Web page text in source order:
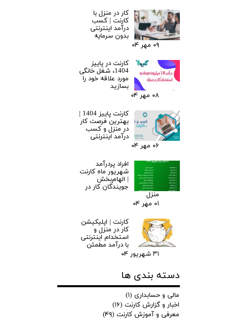
کار در منزل با
کارنت | کسب
درآمد اینترنتی
بدون سرمایه
۰۹ مهر ۰۴
کارنت در پاییز
1404، شغل خانگی
مورد علاقه خود را
بسازید
۰۸ مهر ۰۴
کارنت پاییز 1404 |
بهترین فرصت کار
در منزل و کسب
درآمد اینترنتی
۰۶ مهر ۰۴
افراد پردرآمد
شهریور ماه کارنت
| الهام‌بخش
جویندگان کار در
منزل
۰۱ مهر ۰۴
کارنت | اپلیکیشن
کار در منزل و
استخدام اینترنتی
با درآمد مطمئن
۳۱ شهریور ۰۴
دسته بندی ها
مالی و حسابداری (۱)
اخبار و گزارش کارنت (۱۶)
معرفی و آموزش کارنت (۴۹)